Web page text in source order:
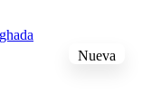
Nueva